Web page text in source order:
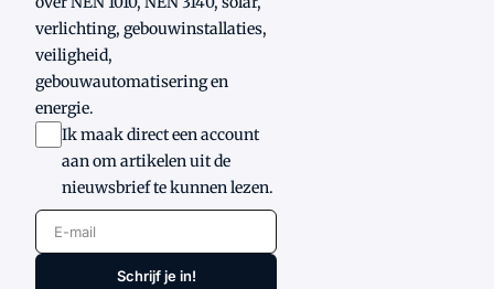
verlichting, gebouwinstallaties,
veiligheid,
gebouwautomatisering en
energie.
Ik maak direct een account
aan om artikelen uit de
nieuwsbrief te kunnen lezen.
E-mail
Schrijf je in!